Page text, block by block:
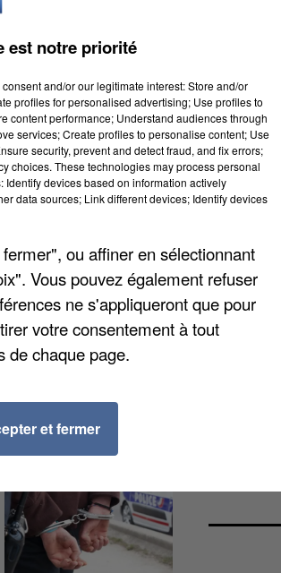
dernier. Alors
qui a fait demi-tour
dans une voiture
clients ne seront
est notre priorité
and/or our legitimate interest: Store and/or
profiles for personalised advertising; Use profiles to
content performance; Understand audiences through
services; Create profiles to personalise content; Use
security, prevent and detect fraud, and fix errors;
choices. These technologies may process personal
devices based on information actively
data sources; Link different devices; Identify devices
ou affiner en sélectionnant
Vous pouvez également refuser
ne s'appliqueront que pour
votre consentement à tout
de chaque page.
et fermer